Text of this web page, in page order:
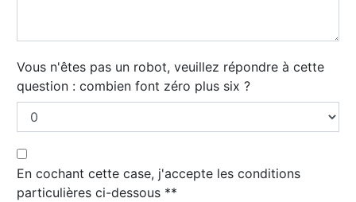
Vous n'êtes pas un robot, veuillez répondre à cette
question : combien font zéro plus six ?
En cochant cette case, j'accepte les conditions
particulières ci-dessous **